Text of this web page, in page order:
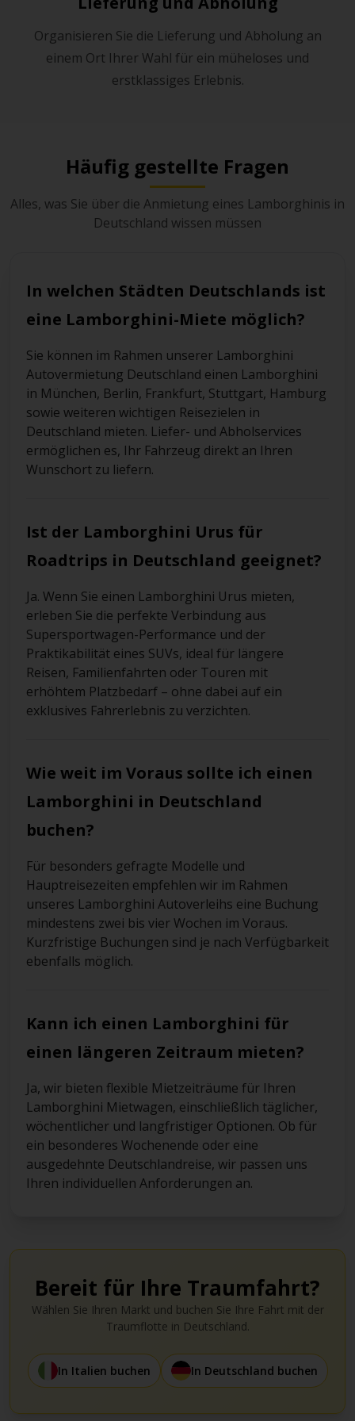
Organisieren Sie die Lieferung und Abholung an
einem Ort Ihrer Wahl für ein müheloses und
erstklassiges Erlebnis.
Häufig gestellte Fragen
Alles, was Sie über die Anmietung eines Lamborghinis in
Deutschland wissen müssen
In welchen Städten Deutschlands ist
eine Lamborghini-Miete möglich?
Sie können im Rahmen unserer Lamborghini
Autovermietung Deutschland einen Lamborghini
in München, Berlin, Frankfurt, Stuttgart, Hamburg
sowie weiteren wichtigen Reisezielen in
Deutschland mieten. Liefer- und Abholservices
ermöglichen es, Ihr Fahrzeug direkt an Ihren
Wunschort zu liefern.
Ist der Lamborghini Urus für
Roadtrips in Deutschland geeignet?
Ja. Wenn Sie einen Lamborghini Urus mieten,
erleben Sie die perfekte Verbindung aus
Supersportwagen-Performance und der
Praktikabilität eines SUVs, ideal für längere
Reisen, Familienfahrten oder Touren mit
erhöhtem Platzbedarf – ohne dabei auf ein
exklusives Fahrerlebnis zu verzichten.
Wie weit im Voraus sollte ich einen
Lamborghini in Deutschland
buchen?
Für besonders gefragte Modelle und
Hauptreisezeiten empfehlen wir im Rahmen
unseres Lamborghini Autoverleihs eine Buchung
mindestens zwei bis vier Wochen im Voraus.
Kurzfristige Buchungen sind je nach Verfügbarkeit
ebenfalls möglich.
Kann ich einen Lamborghini für
einen längeren Zeitraum mieten?
Ja, wir bieten flexible Mietzeiträume für Ihren
Lamborghini Mietwagen, einschließlich täglicher,
wöchentlicher und langfristiger Optionen. Ob für
ein besonderes Wochenende oder eine
ausgedehnte Deutschlandreise, wir passen uns
Ihren individuellen Anforderungen an.
Bereit für Ihre Traumfahrt?
Wählen Sie Ihren Markt und buchen Sie Ihre Fahrt mit der
Traumflotte in Deutschland.
In Italien buchen In Deutschland buchen